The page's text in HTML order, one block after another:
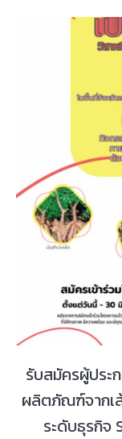
รับสมัครผู้ประ
ผลิตภัณฑ์จากเ
ระดับธุรกิจ